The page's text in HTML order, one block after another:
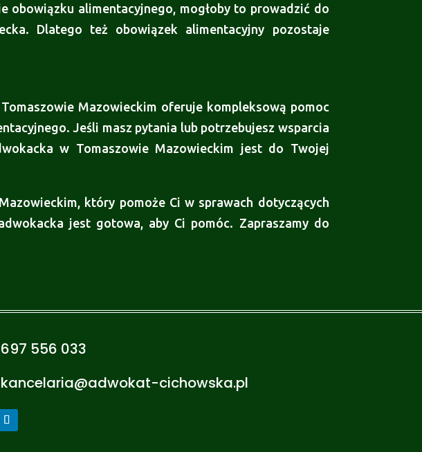
obowiązku alimentacyjnego, mogłoby to prowadzić do
Dlatego też obowiązek alimentacyjny pozostaje
Mazowieckim oferuje kompleksową pomoc
Jeśli masz pytania lub potrzebujesz wsparcia
w Tomaszowie Mazowieckim jest do Twojej
który pomoże Ci w sprawach dotyczących
jest gotowa, aby Ci pomóc. Zapraszamy do
697 556 033
kancelaria@adwokat-cichowska.pl